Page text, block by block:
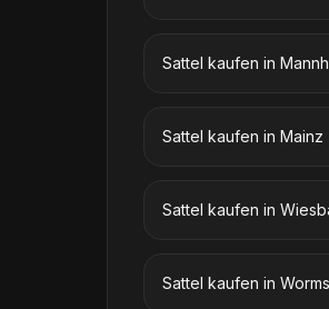
Sattel kaufen in
Sattel kaufen in Mainz
Sattel kaufen in
Sattel kaufen in Worms